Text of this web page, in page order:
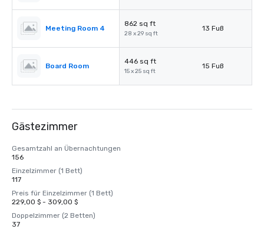
Meeting Room 4
862 sq ft
28 x 29 sq ft
13 Fuß
Board Room
446 sq ft
15 x 25 sq ft
15 Fuß
Gästezimmer
Gesamtzahl an Übernachtungen
156
Einzelzimmer (1 Bett)
117
Preis für Einzelzimmer (1 Bett)
229,00 $ - 309,00 $
Doppelzimmer (2 Betten)
37